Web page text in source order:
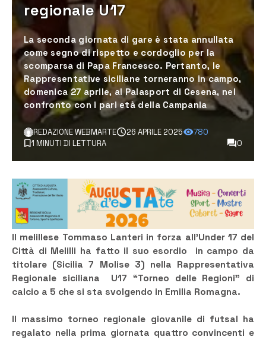
regionale U17
La seconda giornata di gare è stata annullata
come segno di rispetto e cordoglio per la
scomparsa di Papa Francesco. Pertanto, le
Rappresentative siciliane torneranno in campo,
domenica 27 aprile, al Palasport di Cesena, nel
confronto con i pari età della Campania
REDAZIONE WEBMARTE 26 APRILE 2025
780
1 MINUTI DI LETTURA
0
Il melillese Tommaso Lanteri in forza all’Under 17 del
Città di Melilli ha fatto il suo esordio in campo da
titolare (Sicilia 7 Molise 3) nella Rappresentativa
Regionale siciliana U17 “Torneo delle Regioni” di
calcio a 5 che si sta svolgendo in Emilia Romagna.
Il massimo torneo regionale giovanile di futsal ha
regalato nella prima giornata quattro convincenti e